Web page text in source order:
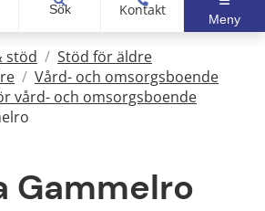
Sök Kontakt
Meny
stöd / Stöd för äldre
/ Vård- och omsorgsboende
vård- och omsorgsboende
Gammelro